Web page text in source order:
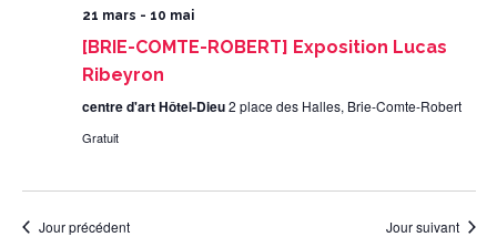
21 mars - 10 mai
[BRIE-COMTE-ROBERT] Exposition Lucas
Ribeyron
centre d'art Hôtel-Dieu2 place des Halles, Brie-Comte-Robert
Gratuit
Jour précédent Jour suivant